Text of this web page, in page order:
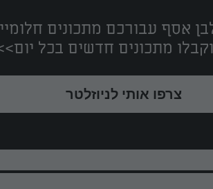
אסף עבורכם מתכונים
מתכונים חדשים בכל
צרפו אותי לניוזלטר